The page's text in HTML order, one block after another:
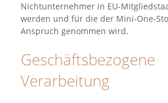
Nichtunternehmer in EU-
werden und für die der Mini-One-
Anspruch genommen wird.
Geschäftsbezogene
Verarbeitung